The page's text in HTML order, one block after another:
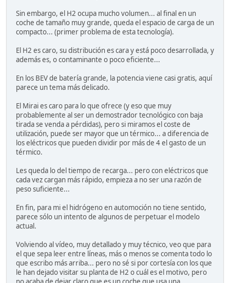
Sin embargo, el H2 ocupa mucho volumen... al final en un
coche de tamaño muy grande, queda el espacio de carga de un
compacto... (primer problema de esta tecnología).
El H2 es caro, su distribución es cara y está poco desarrollada, y
además es, o contaminante o poco eficiente...
En los BEV de batería grande, la potencia viene casi gratis, aquí
parece un tema más delicado.
El Mirai es caro para lo que ofrece (y eso que muy
probablemente al ser un demostrador tecnológico con baja
tirada se venda a pérdidas), pero si miramos el coste de
utilización, puede ser mayor que un térmico... a diferencia de
los eléctricos que pueden dividir por más de 4 el gasto de un
térmico.
Les queda lo del tiempo de recarga... pero con eléctricos que
cada vez cargan más rápido, empieza a no ser una razón de
peso suficiente...
En fin, para mi el hidrógeno en automoción no tiene sentido,
parece sólo un intento de algunos de perpetuar el modelo
actual.
Volviendo al vídeo, muy detallado y muy técnico, veo que para
el que sepa leer entre líneas, más o menos se comenta todo lo
que escribo más arriba... pero no sé si por cortesía con los que
le han dejado visitar su planta de H2 o cuál es el motivo, pero